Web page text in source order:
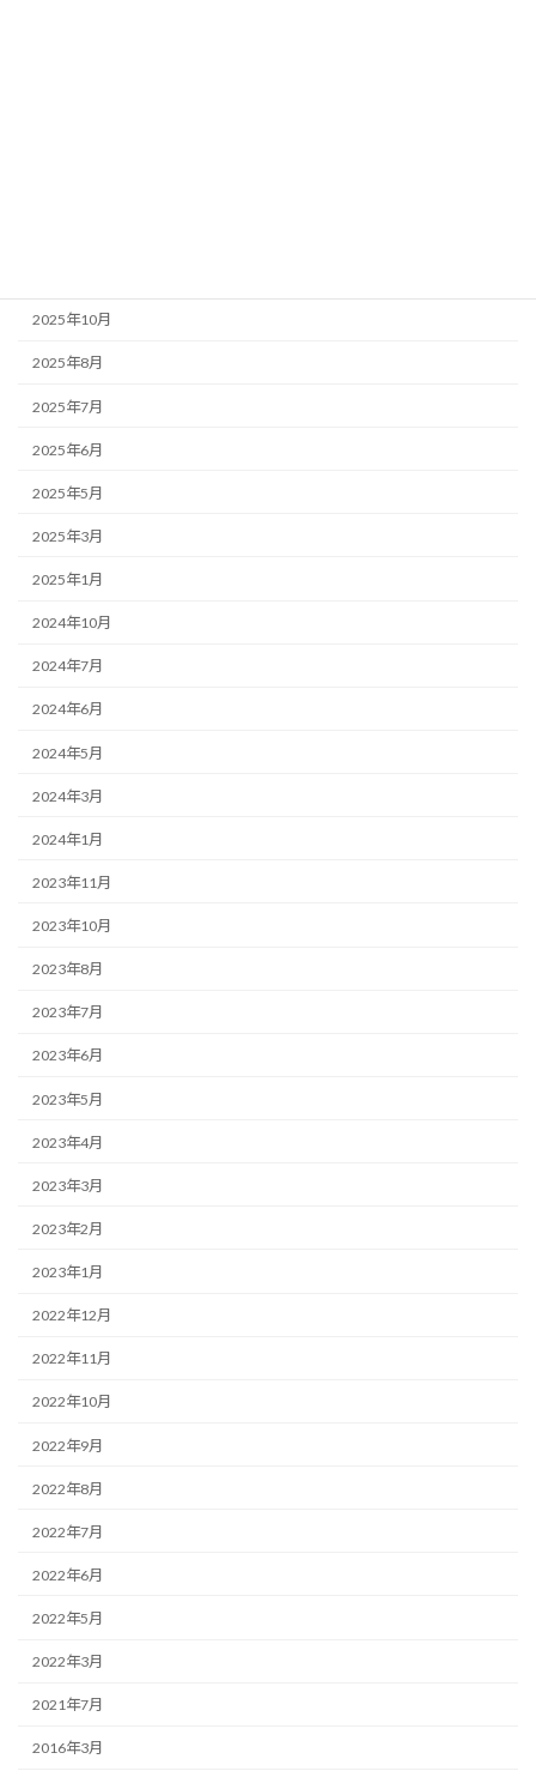
2025年10月
2025年8月
2025年7月
2025年6月
2025年5月
2025年3月
2025年1月
2024年10月
2024年7月
2024年6月
2024年5月
2024年3月
2024年1月
2023年11月
2023年10月
2023年8月
2023年7月
2023年6月
2023年5月
2023年4月
2023年3月
2023年2月
2023年1月
2022年12月
2022年11月
2022年10月
2022年9月
2022年8月
2022年7月
2022年6月
2022年5月
2022年3月
2021年7月
2016年3月